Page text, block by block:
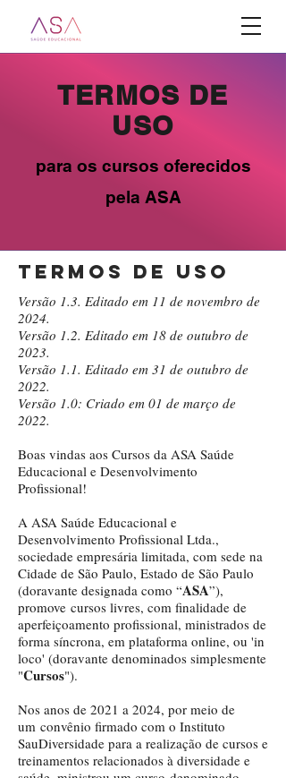
TERMOS DE
USO
para os cursos oferecidos
pela ASA
TERMOS DE USO
Versão 1.3. Editado em 11 de novembro de
2024.
Versão 1.2. Editado em 18 de outubro de
2023.
Versão 1.1. Editado em 31 de outubro de
2022.
Versão 1.0: Criado em 01 de março de
2022.
Boas vindas aos Cursos da ASA Saúde
Educacional e Desenvolvimento
Profissional!
A ASA Saúde Educacional e
Desenvolvimento Profissional Ltda.,
sociedade empresária limitada, com sede na
Cidade de São Paulo, Estado de São Paulo
(doravante designada como “ASA”),
promove cursos livres, com finalidade de
aperfeiçoamento profissional, ministrados de
forma síncrona, em plataforma online, ou 'in
loco' (doravante denominados simplesmente
"Cursos").
Nos anos de 2021 a 2024, por meio de
um convênio firmado com o Instituto
SauDiversidade para a realização de cursos e
treinamentos relacionados à diversidade e